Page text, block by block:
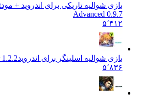
بازی شوالیه تاریکی برای اندروید + مود
Advanced 0.9.7
۵٬۴۱۲
بازی شوالیه اسلینگر برای اندروید
۵٬۸۳۶